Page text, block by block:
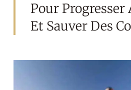
Pour Progresser
Et Sauver Des